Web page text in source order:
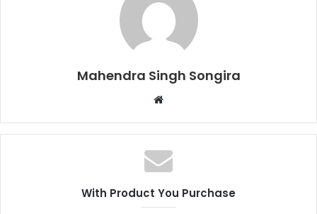
Mahendra Singh Songira
Website
With Product You Purchase